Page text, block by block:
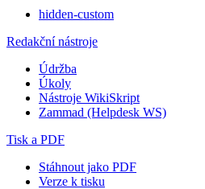
hidden-custom
Redakční nástroje
Údržba
Úkoly
Nástroje WikiSkript
Zammad (Helpdesk WS)
Tisk a PDF
Stáhnout jako PDF
Verze k tisku